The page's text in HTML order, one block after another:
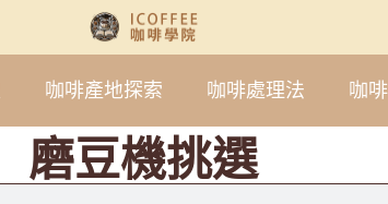
咖啡產地探索 咖啡處理法 咖
磨豆機挑選